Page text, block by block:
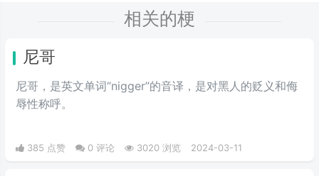
相关的梗
尼哥
尼哥，是英文单词“nigger”的音译，是对黑人的贬义和侮
辱性称呼。
385 点赞 0 评论 3020 浏览 2024-03-11